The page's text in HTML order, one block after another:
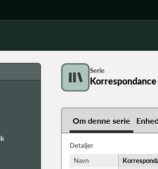
arkiv
Serie
Om denne serie
Detaljer
Navn